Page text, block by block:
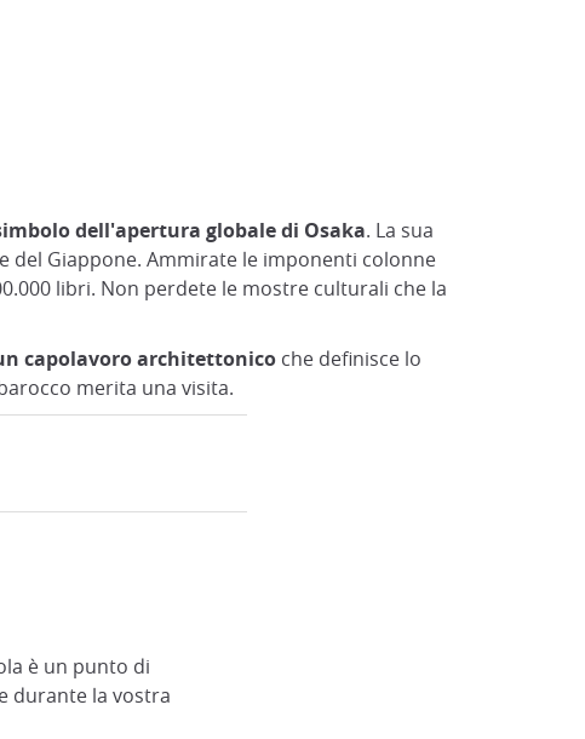
dell'apertura globale di Osaka. La sua
del Giappone. Ammirate le imponenti colonne
libri. Non perdete le mostre culturali che la
capolavoro architettonico che definisce lo
merita una visita.
è un punto di
durante la vostra